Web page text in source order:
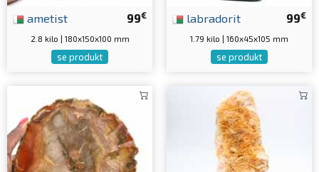
99€
ametist
2.8 kilo | 180x150x100 mm
se produkt
99€
labradorit
1.79 kilo | 160x45x105 mm
se produkt